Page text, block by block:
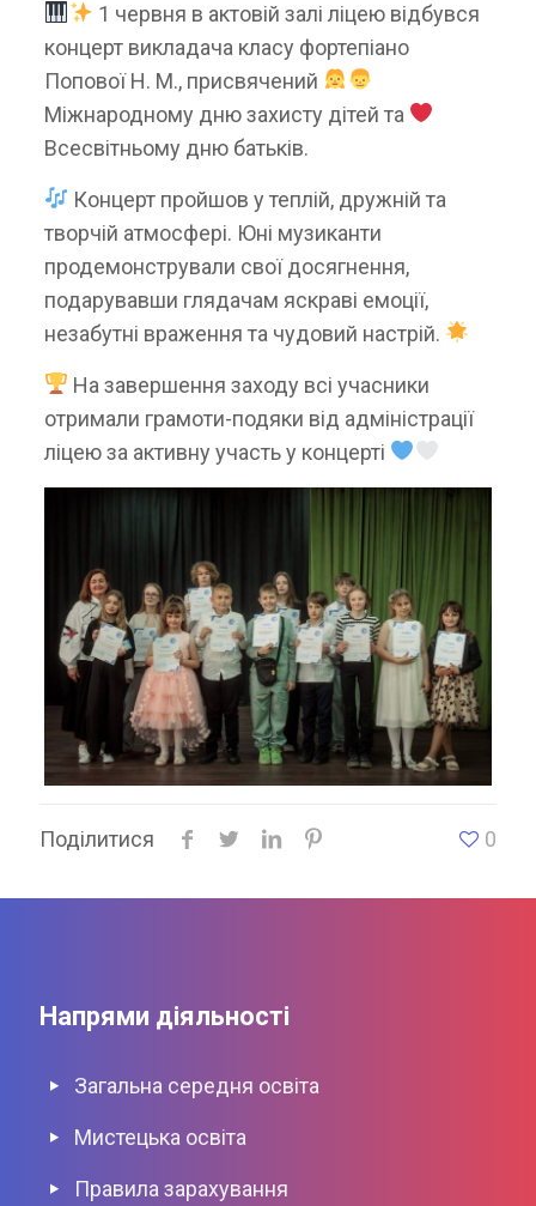
1 червня в актовій залі ліцею відбувся
концерт викладача класу фортепіано
Попової Н. М., присвячений
Міжнародному дню захисту дітей та
Всесвітньому дню батьків.
Концерт пройшов у теплій, дружній та
творчій атмосфері. Юні музиканти
продемонстрували свої досягнення,
подарувавши глядачам яскраві емоції,
незабутні враження та чудовий настрій.
На завершення заходу всі учасники
отримали грамоти-подяки від адміністрації
ліцею за активну участь у концерті
Поділитися 0
Напрями діяльності
Загальна середня освіта
Мистецька освіта
Правила зарахування